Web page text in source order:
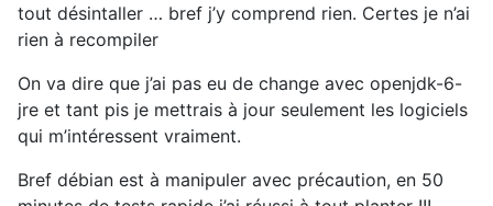
tout désintaller … bref j’y comprend rien. Certes je n’ai
rien à recompiler
On va dire que j’ai pas eu de change avec openjdk-6-
jre et tant pis je mettrais à jour seulement les logiciels
qui m’intéressent vraiment.
Bref débian est à manipuler avec précaution, en 50